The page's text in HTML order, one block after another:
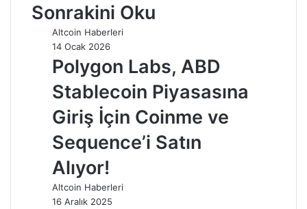
Sonrakini Oku
Altcoin Haberleri
14 Ocak 2026
Polygon Labs, ABD
Stablecoin Piyasasına
Giriş İçin Coinme ve
Sequence’i Satın
Alıyor!
Altcoin Haberleri
16 Aralık 2025